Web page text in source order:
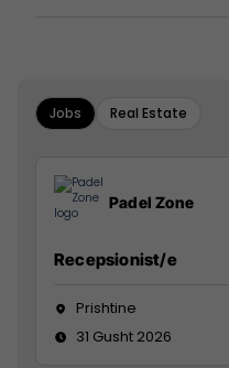
Jobs Real Estate
Padel Zone
Recepsionist/e
Prishtine
31 Gusht 2026